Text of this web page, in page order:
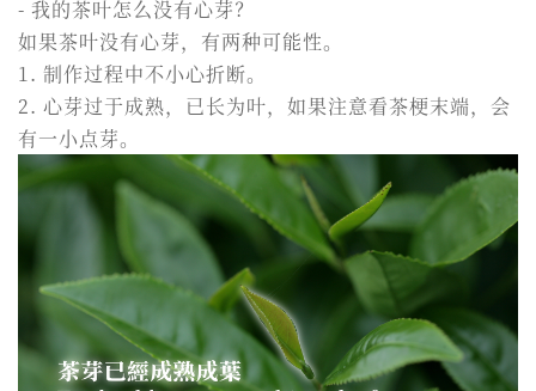
- 我的茶叶怎么没有心芽？
如果茶叶没有心芽，有两种可能性。
1. 制作过程中不小心折断。
2. 心芽过于成熟，已长为叶，如果注意看茶梗末端，会
有一小点芽。